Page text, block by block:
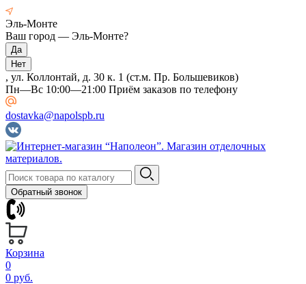
Эль-Монте
Ваш город — Эль-Монте?
, ул. Коллонтай, д. 30 к. 1 (ст.м. Пр. Большевиков)
Пн—Вс 10:00—21:00 Приём заказов по телефону
dostavka@napolspb.ru
Обратный звонок
Корзина
0
0 руб.